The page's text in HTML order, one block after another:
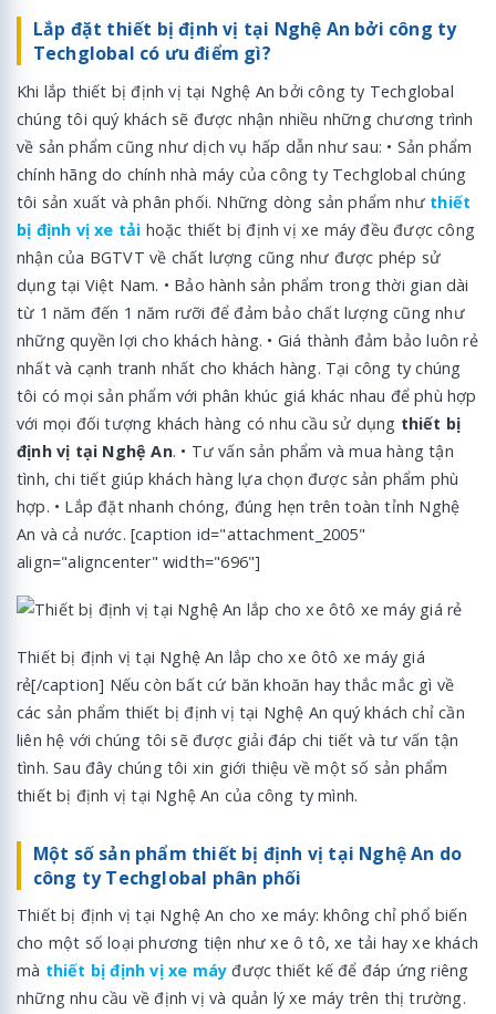
Lắp đặt thiết bị định vị tại Nghệ An bởi công ty
Techglobal có ưu điểm gì?
Khi lắp thiết bị định vị tại Nghệ An bởi công ty Techglobal
chúng tôi quý khách sẽ được nhận nhiều những chương trình
về sản phẩm cũng như dịch vụ hấp dẫn như sau: • Sản phẩm
chính hãng do chính nhà máy của công ty Techglobal chúng
tôi sản xuất và phân phối. Những dòng sản phẩm như thiết
bị định vị xe tải hoặc thiết bị định vị xe máy đều được công
nhận của BGTVT về chất lượng cũng như được phép sử
dụng tại Việt Nam. • Bảo hành sản phẩm trong thời gian dài
từ 1 năm đến 1 năm rưỡi để đảm bảo chất lượng cũng như
những quyền lợi cho khách hàng. • Giá thành đảm bảo luôn rẻ
nhất và cạnh tranh nhất cho khách hàng. Tại công ty chúng
tôi có mọi sản phẩm với phân khúc giá khác nhau để phù hợp
với mọi đối tượng khách hàng có nhu cầu sử dụng thiết bị
định vị tại Nghệ An. • Tư vấn sản phẩm và mua hàng tận
tình, chi tiết giúp khách hàng lựa chọn được sản phẩm phù
hợp. • Lắp đặt nhanh chóng, đúng hẹn trên toàn tỉnh Nghệ
An và cả nước. [caption id="attachment_2005"
align="aligncenter" width="696"]
Thiết bị định vị tại Nghệ An lắp cho xe ôtô xe máy giá
rẻ[/caption] Nếu còn bất cứ băn khoăn hay thắc mắc gì về
các sản phẩm thiết bị định vị tại Nghệ An quý khách chỉ cần
liên hệ với chúng tôi sẽ được giải đáp chi tiết và tư vấn tận
tình. Sau đây chúng tôi xin giới thiệu về một số sản phẩm
thiết bị định vị tại Nghệ An của công ty mình.
Một số sản phẩm thiết bị định vị tại Nghệ An do
công ty Techglobal phân phối
Thiết bị định vị tại Nghệ An cho xe máy: không chỉ phổ biến
cho một số loại phương tiện như xe ô tô, xe tải hay xe khách
mà thiết bị định vị xe máy được thiết kế để đáp ứng riêng
những nhu cầu về định vị và quản lý xe máy trên thị trường.